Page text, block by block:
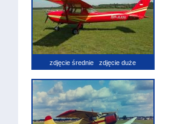
zdjęcie średnie zdjęcie duże